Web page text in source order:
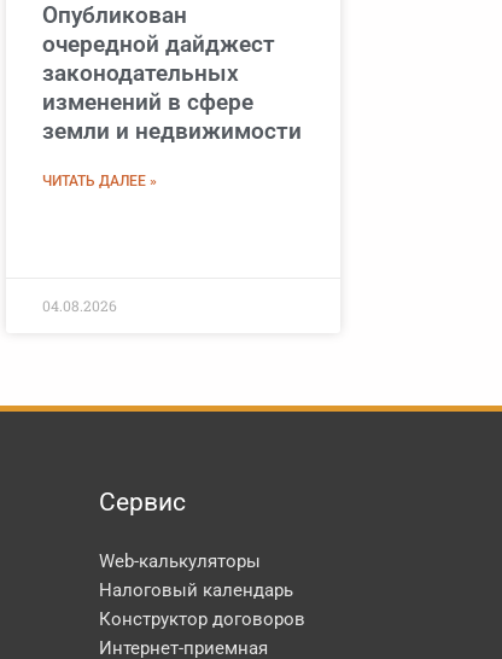
Опубликован
очередной дайджест
законодательных
изменений в сфере
земли и недвижимости
ЧИТАТЬ ДАЛЕЕ »
04.08.2026
Сервис
Web-калькуляторы
Налоговый календарь
Конструктор договоров
Интернет-приемная